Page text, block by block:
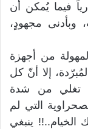
فيما يُمكن أن
مجهودٍ،
من أجهزة
إلا أنّ كل
تغلي من شدة
التي لم
الخيام..!! ينبغي